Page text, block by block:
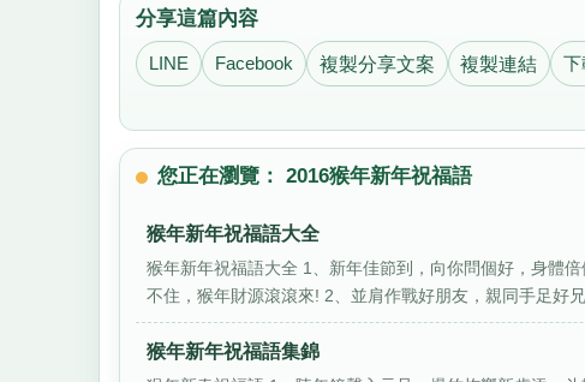
分享這篇內容
LINE Facebook 複製分享文案 複製連結 下
您正在瀏覽： 2016猴年新年祝福語
猴年新年祝福語大全
猴年新年祝福語大全 1、新年佳節到，向你問個好，身體
不住，猴年財源滾滾來! 2、並肩作戰好朋友，親同手足好兄
猴年新年祝福語集錦